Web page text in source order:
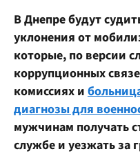
В Днепре будут
уклонения от
которые, по версии
коррупционных
комиссиях и
диагнозы для
мужчинам получать
службе и уезжать за